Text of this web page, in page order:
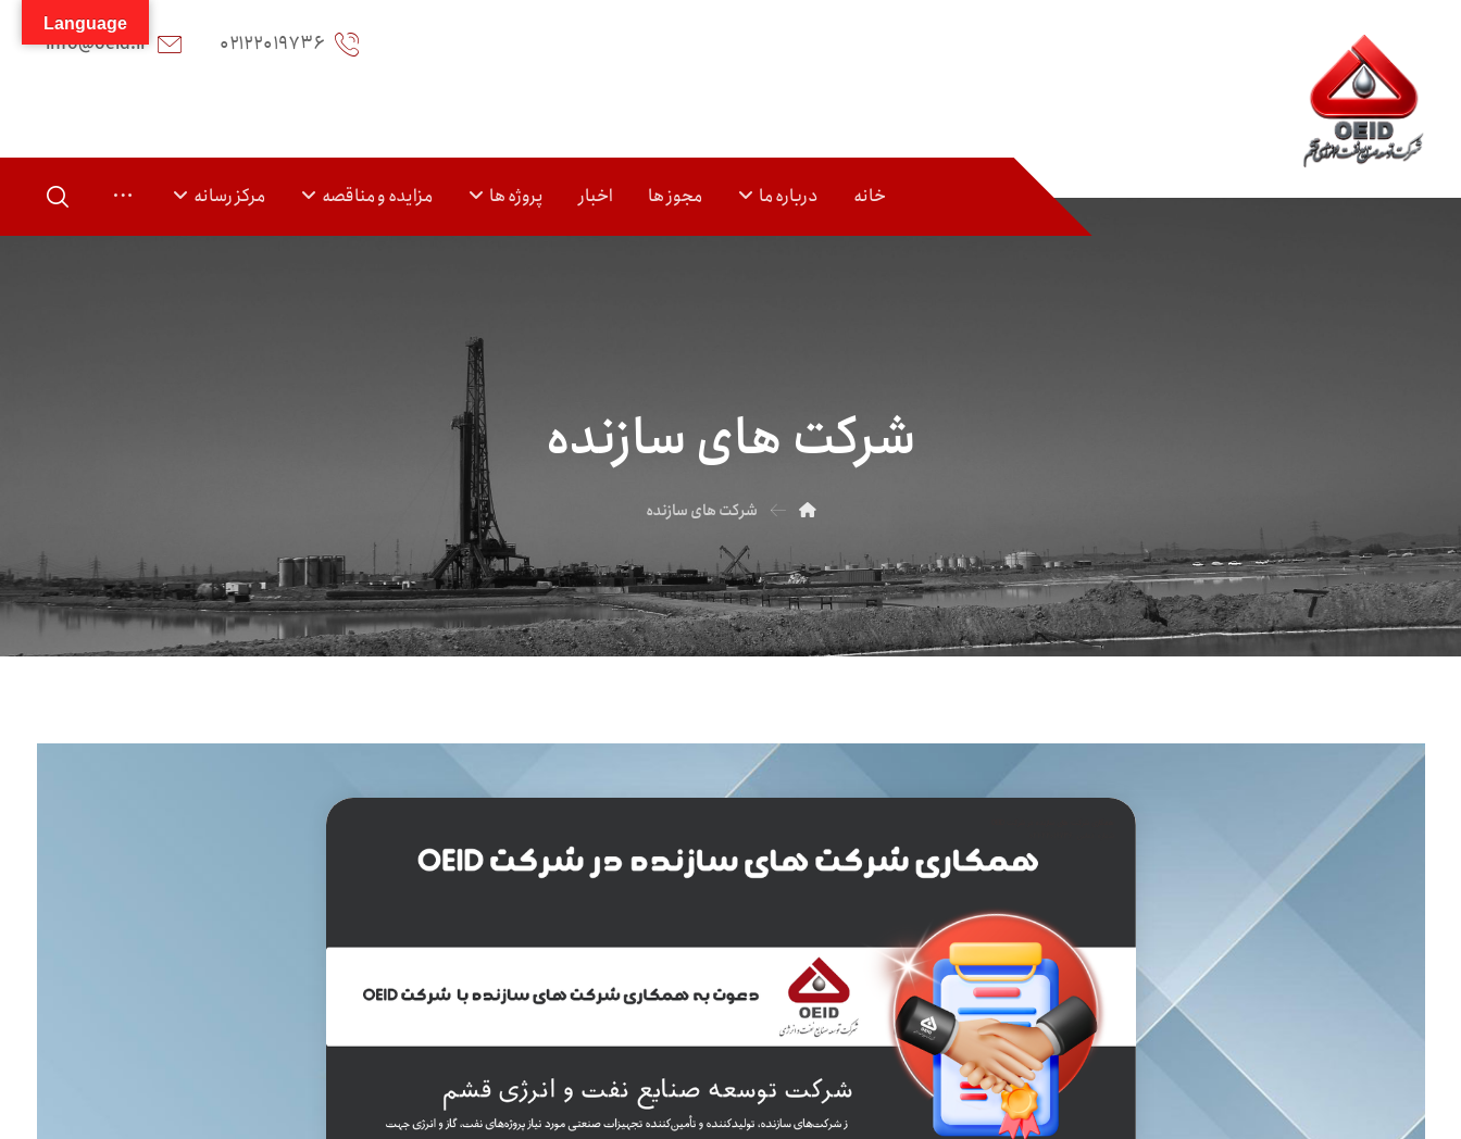
info@oeid.ir ۰۲۱۲۲۰۱۹۷۳۶
خانه درباره ما مجوز ها اخبار پروژه ها مزایده و مناقصه مرکز رسانه
شرکت های سازنده
شرکت های سازنده
Language